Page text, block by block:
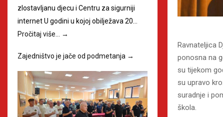
Ravnateljica
ponosna na
su tijekom
su upravo
suradnje i
škola.
zlostavljanu djecu i Centru za sigurniji
internet U godini u kojoj obilježava 20…
Pročitaj više… →
Zajedništvo je jače od podmetanja →